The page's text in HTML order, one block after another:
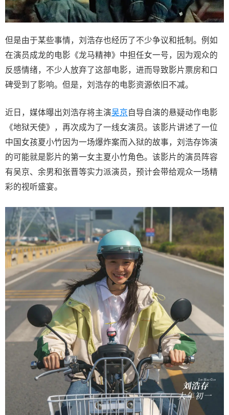
但是由于某些事情，刘浩存也经历了不少争议和抵制。例如
在演员成龙的电影《龙马精神》中担任女一号，因为观众的
反感情绪，不少人放弃了这部电影，进而导致影片票房和口
碑受到了影响。但是，刘浩存的电影资源依旧不减。
近日，媒体曝出刘浩存将主演吴京自导自演的悬疑动作电影
《地狱天使》，再次成为了一线女演员。该影片讲述了一位
中国女孩夏小竹因为一场爆炸案而入狱的故事，刘浩存饰演
的可能就是影片的第一女主夏小竹角色。该影片的演员阵容
有吴京、余男和张晋等实力派演员，预计会带给观众一场精
彩的视听盛宴。